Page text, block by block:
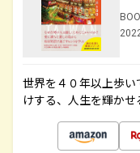
世界を４０年以上歩
けする、人生を輝か